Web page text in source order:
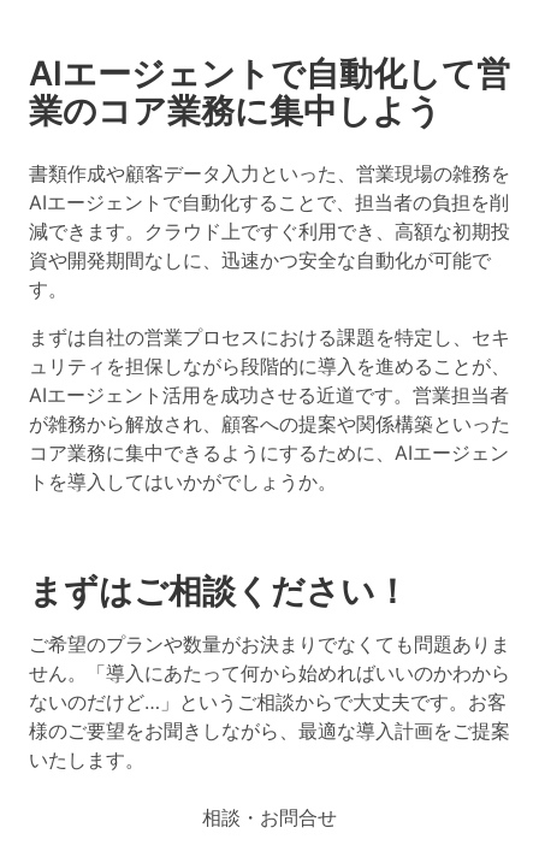
AIエージェントで自動化して営
業のコア業務に集中しよう
書類作成や顧客データ入力といった、営業現場の雑務を
AIエージェントで自動化することで、担当者の負担を削
減できます。クラウド上ですぐ利用でき、高額な初期投
資や開発期間なしに、迅速かつ安全な自動化が可能で
す。
まずは自社の営業プロセスにおける課題を特定し、セキ
ュリティを担保しながら段階的に導入を進めることが、
AIエージェント活用を成功させる近道です。営業担当者
が雑務から解放され、顧客への提案や関係構築といった
コア業務に集中できるようにするために、AIエージェン
トを導入してはいかがでしょうか。
まずはご相談ください！
ご希望のプランや数量がお決まりでなくても問題ありま
せん。「導入にあたって何から始めればいいのかわから
ないのだけど…」というご相談からで大丈夫です。お客
様のご要望をお聞きしながら、最適な導入計画をご提案
いたします。
相談・お問合せ